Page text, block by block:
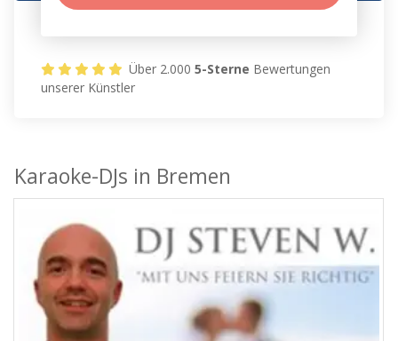
Über 2.0005-Sterne Bewertungen
unserer Künstler
Karaoke-DJs in Bremen